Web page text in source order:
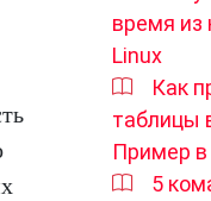
время из
Linux
Как
таблицы
Пример в
5